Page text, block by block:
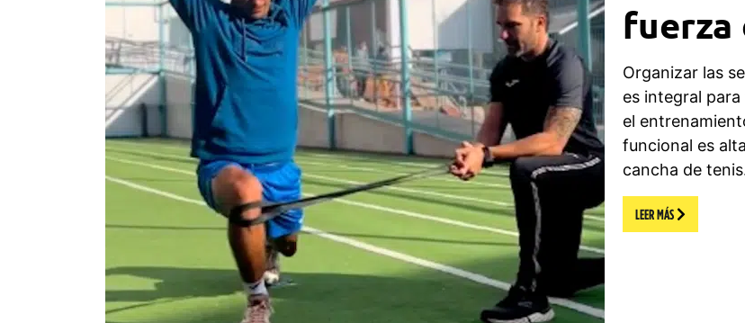
fuerza
Organizar las
es integral
el
funcional es
cancha de
LEER MÁS